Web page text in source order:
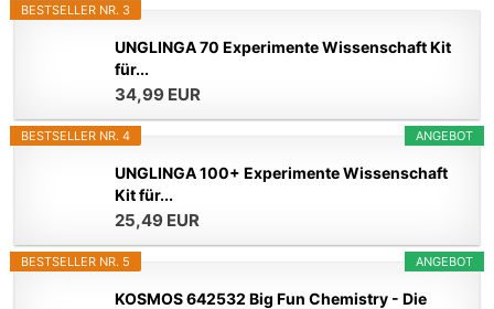
BESTSELLER NR. 3
UNGLINGA 70 Experimente Wissenschaft Kit
für...
34,99 EUR
ANGEBOT
BESTSELLER NR. 4
UNGLINGA 100+ Experimente Wissenschaft
Kit für...
25,49 EUR
ANGEBOT
BESTSELLER NR. 5
KOSMOS 642532 Big Fun Chemistry - Die